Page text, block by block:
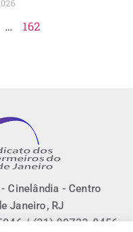
… 162
Cinelândia - Centro
Janeiro, RJ
/ (21) 99733-8456